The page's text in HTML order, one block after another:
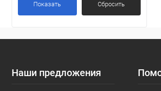
Показать Сбросить
Наши предложения